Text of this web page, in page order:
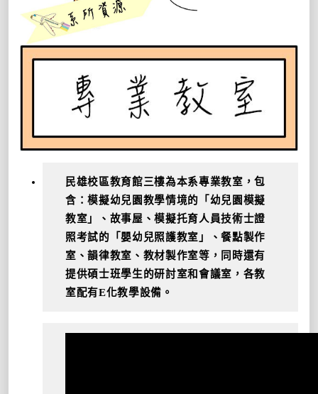
民雄校區教育館三樓為本系專業教室，包
含：模擬幼兒園教學情境的 「幼兒園模擬
教室」、故事屋、模擬托育人員技術士證
照考試的「嬰幼兒照護教室」、餐點製作
室、韻律教室、教材製作室等，同時還有
提供碩士班學生的研討室和會議室，各教
室配有E化教學設備。